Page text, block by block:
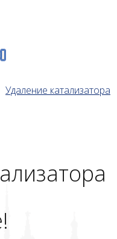
Удаление катализатора